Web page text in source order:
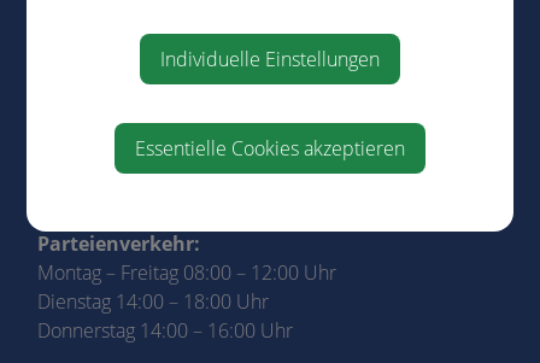
+43 (0)7474/240
Telefax: +43 (0)7474/240-75
Parteienverkehr:
Montag – Freitag 08:00 – 12:00 Uhr
Dienstag 14:00 – 18:00 Uhr
Donnerstag 14:00 – 16:00 Uhr
Individuelle Einstellungen
Essentielle Cookies akzeptieren